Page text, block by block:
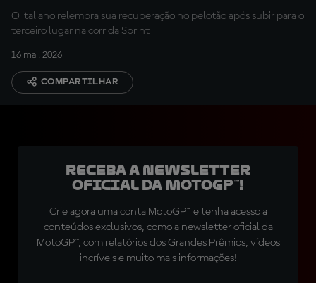
O italiano relembra sua recuperação no pelotão após subir para o
terceiro lugar na corrida Sprint
16 mai. 2026
COMPARTILHAR
Receba a newsletter
oficial da MotoGP™!
Crie agora uma conta MotoGP™ e tenha acesso a
conteúdos exclusivos, como a newsletter oficial da
MotoGP™, com relatórios dos Grandes Prêmios, vídeos
incríveis e muito mais informações!